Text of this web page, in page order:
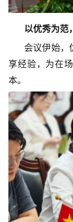
以优秀为范
会议伊始，
享经验，为在
本。